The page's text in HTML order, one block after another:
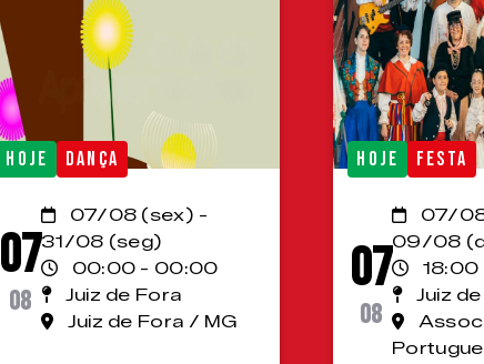
HOJE DANÇA
07
08
07/08 (sex) -
31/08 (seg)
00:00 - 00:00
Juiz de Fora
Juiz de Fora / MG
HOJE FESTA
07
08
07/
09/08
18:00
Juiz